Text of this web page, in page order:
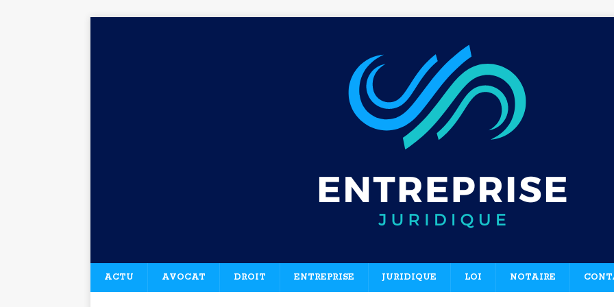
ACTU AVOCAT DROIT ENTREPRISE JURIDIQUE LOI NOTAIRE